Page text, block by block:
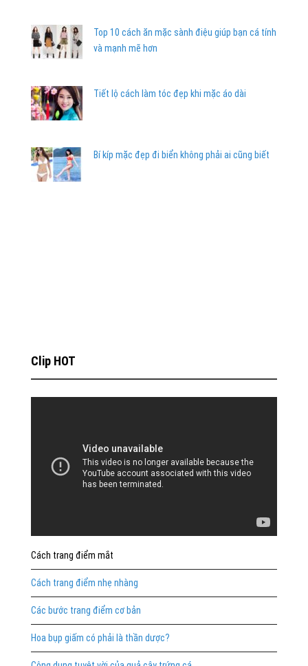
Top 10 cách ăn mặc sành điệu giúp bạn cá tính
và mạnh mẽ hơn
Tiết lộ cách làm tóc đẹp khi mặc áo dài
Bí kíp mặc đẹp đi biển không phải ai cũng biết
Clip HOT
Cách trang điểm mắt
Cách trang điểm nhẹ nhàng
Các bước trang điểm cơ bản
Hoa bụp giấm có phải là thần dược?